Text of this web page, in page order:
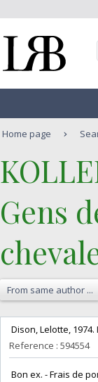
Home page
‎Gens
From same author ...
Dison, Lelotte, 1974.
Reference : 594554
Bon ex. - Frais de